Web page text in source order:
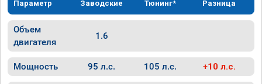
Параметр Заводские Тюнинг* Разница
Объем
двигателя
1.6
Мощность 95 л.с. 105 л.с. +10 л.с.